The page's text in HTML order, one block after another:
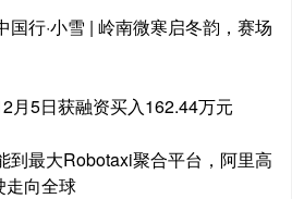
国行·小雪 | 岭南微寒启冬韵，赛场
月5日获融资买入162.44万元
到最大Robotaxi聚合平台，阿里高
走向全球